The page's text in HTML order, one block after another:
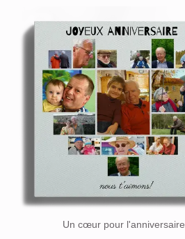
Un cœur pour l'anniversaire